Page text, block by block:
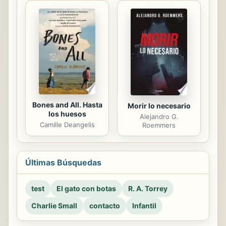
Bones and All. Hasta
los huesos
Camille Deangelis
Morir lo necesario
Alejandro G.
Roemmers
Últimas Búsquedas
test El gato con botas
R. A. Torrey
Charlie Small
contacto Infantil